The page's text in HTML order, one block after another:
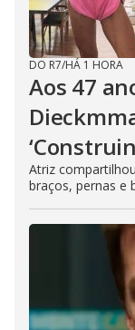
DO R7/HÁ 1 HORA
Aos 47
Atriz
braços, pernas e